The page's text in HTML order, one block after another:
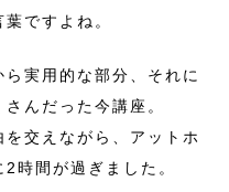
ですよね。
実用的な部分、それに
んだった今講座。
交えながら、アットホ
時間が過ぎました。